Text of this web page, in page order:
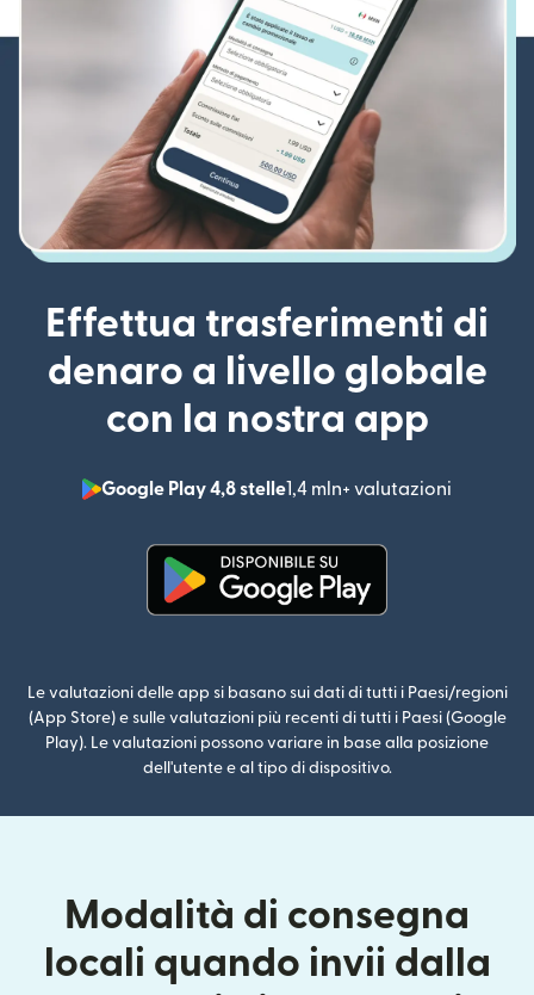
Effettua trasferimenti di
denaro a livello globale
con la nostra app
Google Play 4,8 stelle1,4 mln+ valutazioni
Le valutazioni delle app si basano sui dati di tutti i Paesi/regioni
(App Store) e sulle valutazioni più recenti di tutti i Paesi (Google
Play). Le valutazioni possono variare in base alla posizione
dell'utente e al tipo di dispositivo.
Modalità di consegna
locali quando invii dalla